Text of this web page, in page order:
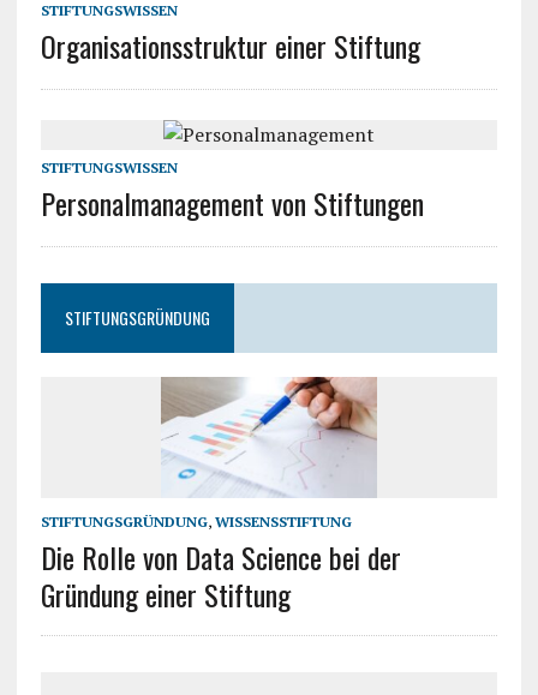
STIFTUNGSWISSEN
Organisationsstruktur einer Stiftung
STIFTUNGSWISSEN
Personalmanagement von Stiftungen
STIFTUNGSGRÜNDUNG
STIFTUNGSGRÜNDUNG, WISSENSSTIFTUNG
Die Rolle von Data Science bei der
Gründung einer Stiftung